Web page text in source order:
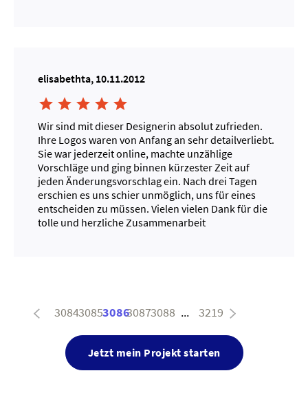
elisabethta, 10.11.2012
    
Wir sind mit dieser Designerin absolut zufrieden.
Ihre Logos waren von Anfang an sehr detailverliebt.
Sie war jederzeit online, machte unzählige
Vorschläge und ging binnen kürzester Zeit auf
jeden Änderungsvorschlag ein. Nach drei Tagen
erschien es uns schier unmöglich, uns für eines
entscheiden zu müssen. Vielen vielen Dank für die
tolle und herzliche Zusammenarbeit
30843085308630873088 ... 3219
Jetzt mein Projekt starten